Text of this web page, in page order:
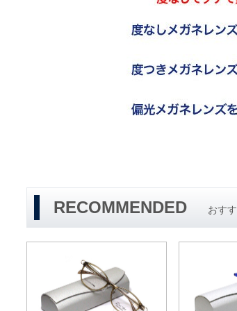
RECOMMENDED おす